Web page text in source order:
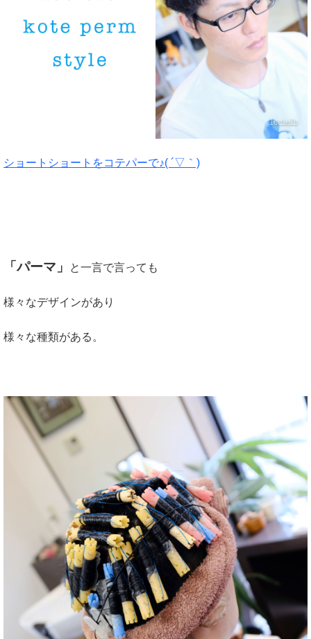
ショートショートをコテパーで♪( ´▽｀)
「パーマ」 と一言で言っても
様々なデザインがあり
様々な種類がある。